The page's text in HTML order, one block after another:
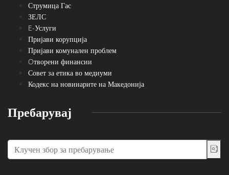
Струмица Гас
ЗЕЛС
E-Услуги
Пријави корупција
Пријави комунален проблем
Oтворени финансии
Совет за етика во медиуми
Кодекс на новинарите на Македонија
Пребарувај